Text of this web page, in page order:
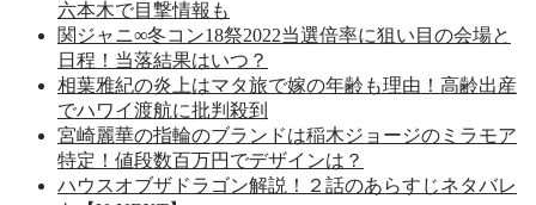
六本木で目撃情報も
関ジャニ∞冬コン18祭2022当選倍率に狙い目の会場と
日程！当落結果はいつ？
相葉雅紀の炎上はマタ旅で嫁の年齢も理由！高齢出産
でハワイ渡航に批判殺到
宮崎麗華の指輪のブランドは稲木ジョージのミラモア
特定！値段数百万円でデザインは？
ハウスオブザドラゴン解説！２話のあらすじネタバレ